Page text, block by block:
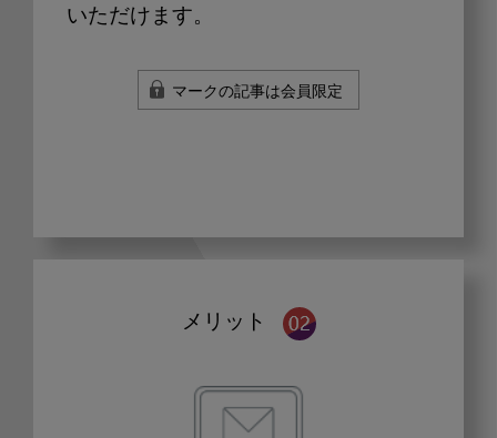
いただけます。
マークの記事は会員限定
メリット